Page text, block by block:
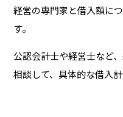
経営の専門家と借入額に
す。
公認会計士や経営士など
相談して、具体的な借入